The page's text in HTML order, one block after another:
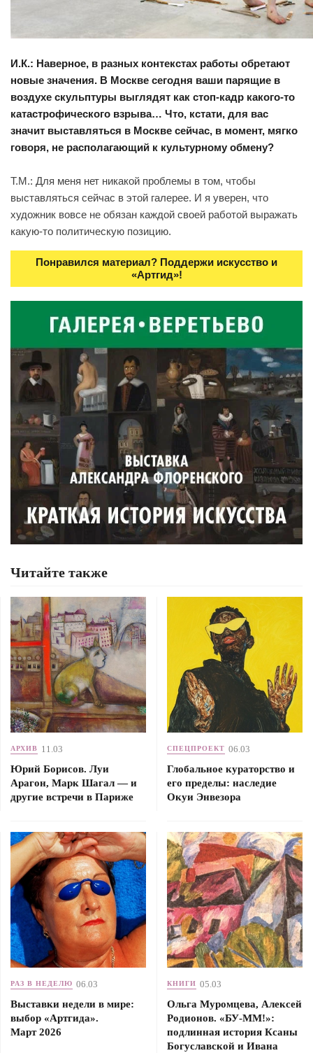
И.К.: Наверное, в разных контекстах работы обретают
новые значения. В Москве сегодня ваши парящие в
воздухе скульптуры выглядят как стоп-кадр какого-то
катастрофического взрыва… Что, кстати, для вас
значит выставляться в Москве сейчас, в момент, мягко
говоря, не располагающий к культурному обмену?
Т.М.: Для меня нет никакой проблемы в том, чтобы
выставляться сейчас в этой галерее. И я уверен, что
художник вовсе не обязан каждой своей работой выражать
какую-то политическую позицию.
Понравился материал? Поддержи искусство и
«Артгид»!
Читайте также
АРХИВ 11.03
Юрий Борисов. Луи
Арагон, Марк Шагал — и
другие встречи в Париже
СПЕЦПРОЕКТ 06.03
Глобальное кураторство и
его пределы: наследие
Окуи Энвезора
РАЗ В НЕДЕЛЮ 06.03
Выставки недели в мире:
выбор «Артгида».
Март 2026
КНИГИ 05.03
Ольга Муромцева, Алексей
Родионов. «БУ-ММ!»:
подлинная история Ксаны
Богуславской и Ивана